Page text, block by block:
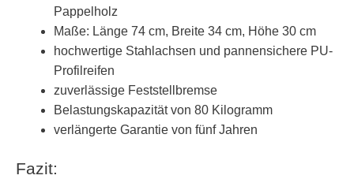
Pappelholz
Maße: Länge 74 cm, Breite 34 cm, Höhe 30 cm
hochwertige Stahlachsen und pannensichere PU-
Profilreifen
zuverlässige Feststellbremse
Belastungskapazität von 80 Kilogramm
verlängerte Garantie von fünf Jahren
Fazit: